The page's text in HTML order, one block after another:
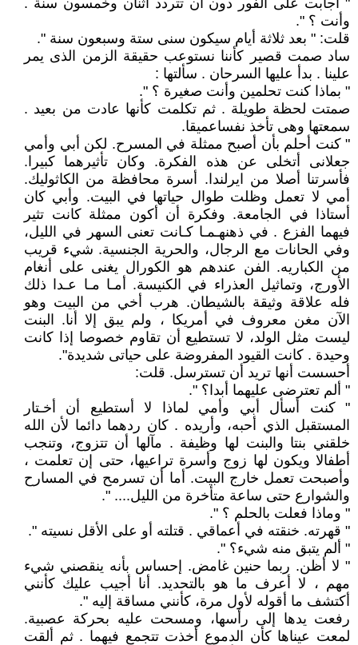
" أجابت على الفور دون أن تتردد اثنان وخمسون سنة .
وأنت ؟ ".
قلت: " بعد ثلاثة أيام سيكون سنى ستة وسبعون سنة ".
ساد صمت قصير كأننا نستوعب حقيقة الزمن الذى يمر
علينا . بدأ عليها السرحان . سألتها :
" بماذا كنت تحلمين وأنت صغيرة ؟ ".
صمتت لحظة طويلة . ثم تكلمت كأنها عادت من بعيد .
سمعتها وهى تأخذ نفساعميقا.
" كنت أحلم بأن أصبح ممثلة في المسرح. لكن أبي وأمي
جعلانى أتخلى عن هذه الفكرة. وكان تأثيرهما كبيرا.
فأسرتنا أصلا من ايرلندا. أسرة محافظة من الكاثوليك.
أمي لا تعمل وظلت طوال حياتها في البيت. وأبي كان
أستاذا في الجامعة. وفكرة أن أكون ممثلة كانت تثير
فيهما الفزع . في ذهنهـمـا كـانت تعنى السهر في الليل،
وفي الحانات مع الرجال، والحرية الجنسية. شيء قريب
من الكباريه. الفن عندهم هو الكورال يغنى على أنغام
الأورج، وتماثيل العذراء في الكنيسة. أمـا مـا عـدا ذلك
فله علاقة وثيقة بالشيطان. هرب أخي من البيت وهو
الآن مغن معروف في أمريكا ، ولم يبق إلا أنا. البنت
ليست مثل الولد، لا تستطيع أن تقاوم خصوصا إذا كانت
وحيدة . كانت القيود المفروضة على حياتى شديدة".
أحسست أنها تريد أن تسترسل. قلت:
" ألم تعترضى عليهما أبدا؟ ".
" كنت أسأل أبي وأمي لماذا لا أستطيع أن أخـتار
المستقبل الذي أحبه، وأريده . كان ردهما دائما لأن الله
خلقني بنتا والبنت لها وظيفة . مآلها أن تتزوج، وتنجب
أطفالا ويكون لها زوج وأسرة تراعيها، حتى إن تعلمت ،
وأصبحت تعمل خارج البيت. أما أن تسرمح في المسارح
والشوارع حتى ساعة متأخرة من الليل.... ".
" وماذا فعلت بالحلم ؟ ".
" قهرته. خنقته في أعماقي . قتلته أو على الأقل نسيته ".
" ألم يتبق منه شيء؟ ".
" لا أظن. ربما حنين غامض. إحساس بأنه ينقصني شيء
مهم ، لا أعرف ما هو بالتحديد. أنا أجيب عليك كأنني
أكتشف ما أقوله لأول مرة، كأنني مساقة إليه ".
رفعت يدها إلى رأسها، ومسحت عليه بحركة عصبية.
لمعت عيناها كأن الدموع أخذت تتجمع فيهما . ثم ألقت